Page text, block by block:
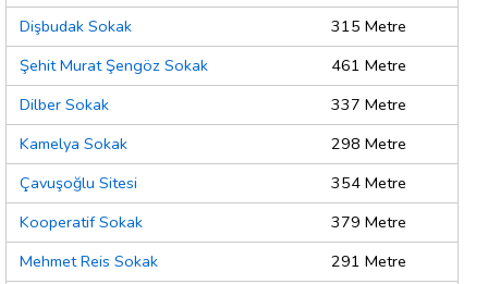
Dişbudak Sokak
315 Metre
Şehit Murat Şengöz Sokak
461 Metre
Dilber Sokak
337 Metre
Kamelya Sokak
298 Metre
Çavuşoğlu Sitesi
354 Metre
Kooperatif Sokak
379 Metre
Mehmet Reis Sokak
291 Metre